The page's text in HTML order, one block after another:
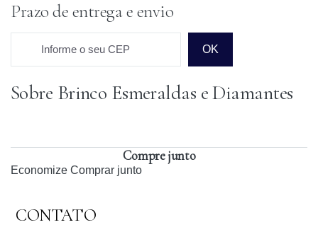
Prazo de entrega e envio
Informe o seu CEP OK
Prazo para o CEP
Sobre Brinco Esmeraldas e Diamantes
Compre junto
Economize Comprar junto
CONTATO